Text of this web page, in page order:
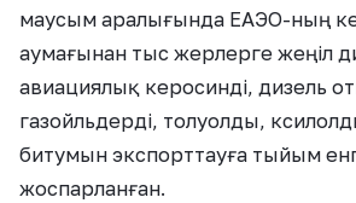
маусым аралығында ЕАЭО-ның
аумағынан тыс жерлерге жеңіл
авиациялық керосинді, дизель
газойльдерді, толуолды,
битумын экспорттауға тыйым
жоспарланған.